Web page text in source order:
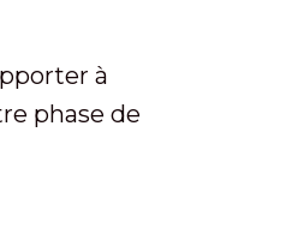
à
phase de